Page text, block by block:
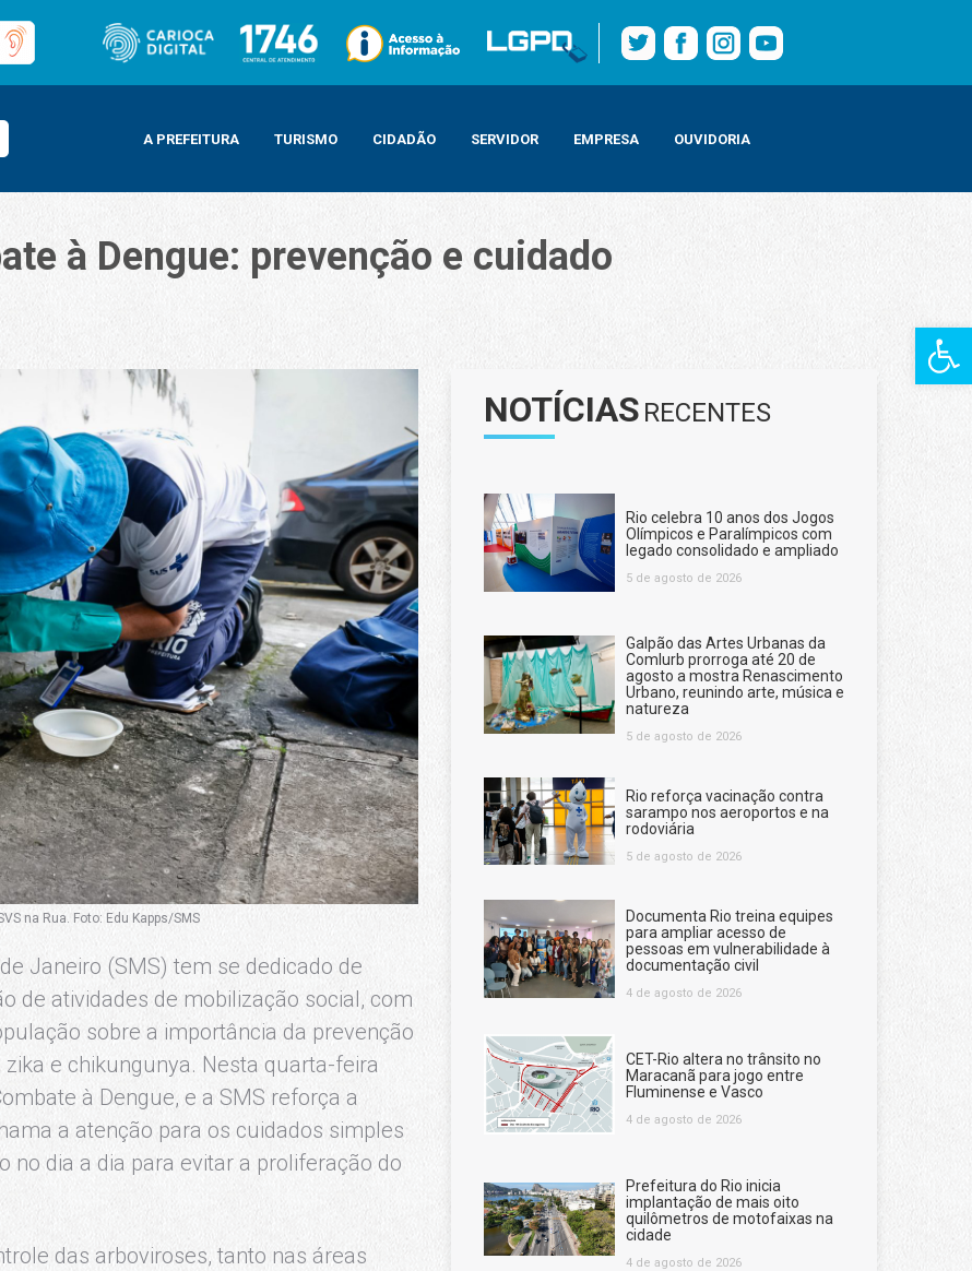
Barra de
A PREFEITURA TURISMO CIDADÃO SERVIDOR EMPRESA OUVIDORIA
à Dengue: prevenção e cuidado
e cuidado
na Rua. Foto: Edu Kapps/SMS
Janeiro (SMS) tem se dedicado de
de atividades de mobilização social, com
sobre a importância da prevenção
e chikungunya. Nesta quarta-feira
à Dengue, e a SMS reforça a
a atenção para os cuidados simples
no dia a dia para evitar a proliferação do
das arboviroses, tanto nas áreas
NOTÍCIAS RECENTES
Rio celebra 10 anos dos Jogos
Olímpicos e Paralímpicos com
legado consolidado e ampliado
5 de agosto de 2026
Galpão das Artes Urbanas da
Comlurb prorroga até 20 de
agosto a mostra Renascimento
Urbano, reunindo arte, música e
natureza
5 de agosto de 2026
Rio reforça vacinação contra
sarampo nos aeroportos e na
rodoviária
5 de agosto de 2026
Documenta Rio treina equipes
para ampliar acesso de
pessoas em vulnerabilidade à
documentação civil
4 de agosto de 2026
CET-Rio altera no trânsito no
Maracanã para jogo entre
Fluminense e Vasco
4 de agosto de 2026
Prefeitura do Rio inicia
implantação de mais oito
quilômetros de motofaixas na
cidade
4 de agosto de 2026